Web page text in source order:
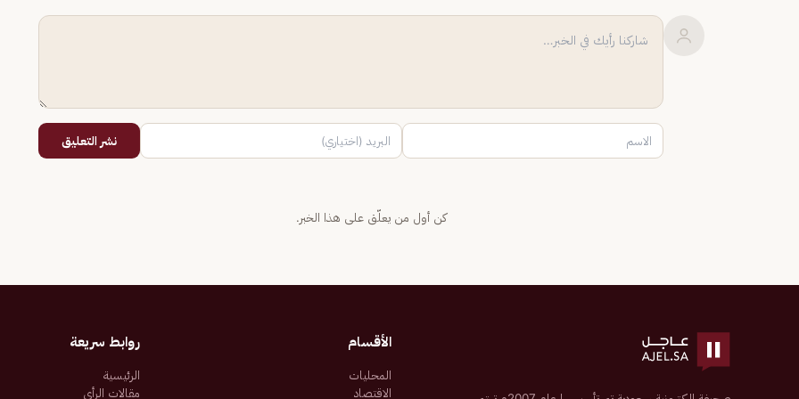
نشر التعليق
كن أول من يعلّق على هذا الخبر.
الأقسام
المحليات
الاقتصاد
روابط سريعة
الرئيسية
مقالات الرأي